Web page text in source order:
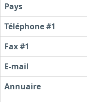
Pays
Téléphone #1
Fax #1
E-mail
Annuaire